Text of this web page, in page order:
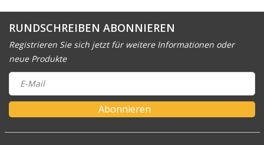
RUNDSCHREIBEN ABONNIEREN
Registrieren Sie sich jetzt für weitere Informationen oder
neue Produkte
Abonnieren